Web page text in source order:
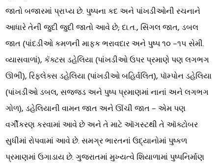
જાતો બજારમાં પ્રાપ્ય છે. પુષ્પના કદ અને પાંખડીઓની રચનાને
આધારે તેની જુદી જુદી જાતો આવે છે; દા.ત., સિંગલ જાત, ડબલ
જાત (પાંદડીઓ કમળની માફક ભરાવદાર અને પુષ્પ ૧૦ –૧૫ સેમી.
વ્યાસવાળાં), કૅક્ટસ ડહેલિયા (પાંખડીઓ ઉપર પ્રમાણે પણ લગભગ
ઊભી), રિફ્લેક્સ ડહેલિયા (પાંખડીઓ બહિર્વલિત), પૉમ્પોન ડહેલિયા
(પાંખડીઓ ડબલ, સજ્જડ અને પુષ્પ પ્રમાણમાં નાનાં અને લગભગ
ગોળ), ડહેલિયાની વામન જાત અને ઊંચી જાત – એમ પણ
વર્ગીકરણ કરવામાં આવે છે અને તે માટે ઑગસ્ટથી તે ઑક્ટોબર
સુધીમાં રોપવામાં આવે છે. સમગ્ર ભારતનાં ઉદ્યાનોમાં પુષ્કળ
પ્રમાણમાં ઉગાડાય છે. ગુજરાતમાં મુખ્યત્વે શિયાળામાં પુષ્પનિર્માણ